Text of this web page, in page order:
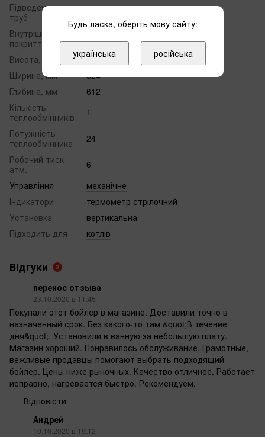
Підведення
труб
Внутрішнє
покриття бака
Висота, мм
902
Ширина, мм
524
Глибина, мм
612
Кількість
теплообмінників
1
Потужність
теплообмінника
24
Робочий тиск
атм.
6
Управління
механічне
Індикатори
термометр стрілочний
Установка
вертикальна
Підходить для
котлів
Відгуки 2
перенос отзыва
23.10.2020 в 11:45
Покупали этот бойлер в магазине. Доставили точно в
назначенный срок. Без какого-то там &quot;В течение
дня&quot;. Установили в ванную за небольшую плату.
Магазин хороший. Понравилось обслуживание. Грамотные,
вежливые продавцы помогают выбрать подходящий
бойлер. Цены ниже рыночных. Качество отличное. Работает
исправно, нагревается быстро. Рекомендуем.
Відповісти
Андрей
10.10.2020 в 19:12
Будь ласка, оберіть мову сайту:
українська російська